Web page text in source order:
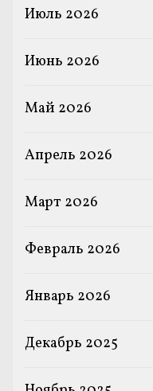
Июль 2026
Июнь 2026
Май 2026
Апрель 2026
Март 2026
Февраль 2026
Январь 2026
Декабрь 2025